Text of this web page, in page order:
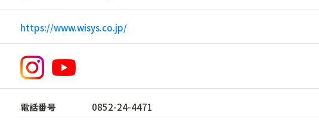
https://www.wisys.co.jp/
電話番号
0852-24-4471